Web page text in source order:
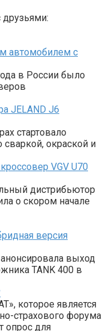
друзьями:
автомобилем с
в России было
JELAND J6
стартовало
окраской и
VGV U70
дистрибьютор
о скором начале
версия
выход
TANK 400 в
которое является
страхового форума
опрос для